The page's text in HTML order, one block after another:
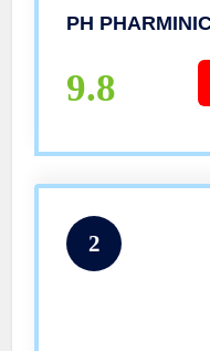
+ 2 gratis
PH
9.8
2